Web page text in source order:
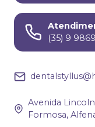
(35) 9
Avenida Lincoln
Formosa,